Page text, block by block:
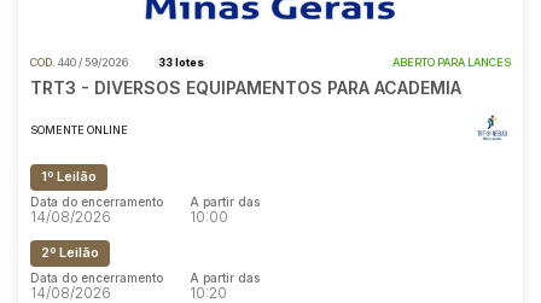
COD. 440 / 59/2026 33 lotes ABERTO PARA LANCES
TRT3 - DIVERSOS EQUIPAMENTOS PARA ACADEMIA
SOMENTE ONLINE
1º Leilão
Data do encerramento
14/08/2026
A partir das
10:00
2º Leilão
Data do encerramento
14/08/2026
A partir das
10:20